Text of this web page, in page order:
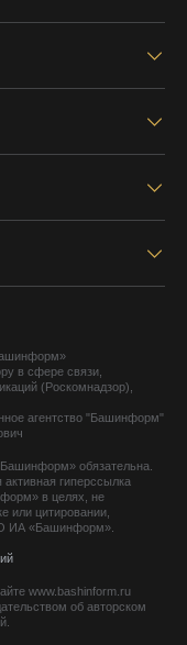
в сфере связи,
(Роскомнадзор),
агентство "Башинформ"
обязательна.
гиперссылка
в целях, не
или цитировании,
ИА «Башинформ».
www.bashinform.ru
об авторском